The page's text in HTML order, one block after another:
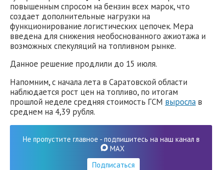
повышенным спросом на бензин всех марок, что
создает дополнительные нагрузки на
функционирование логистических цепочек. Мера
введена для снижения необоснованного ажиотажа и
возможных спекуляций на топливном рынке.
Данное решение продлили до 15 июля.
Напомним, с начала лета в Саратовской области
наблюдается рост цен на топливо, по итогам
прошлой неделе средняя стоимость ГСМ выросла в
среднем на 4,39 рубля.
Не пропустите главное - подпишитесь на наш канал в
MAX
Подписаться